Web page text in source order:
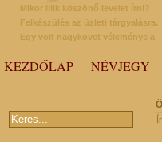
Mikor illik köszönő levelet írni?
Felkészülés az üzleti tárgyalásra.
Egy volt nagykövet véleménye a
KEZDŐLAP NÉVJEGY